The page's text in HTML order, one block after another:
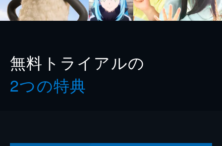
無料トライアルの
2つの特典